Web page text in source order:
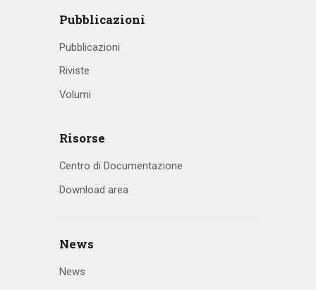
Pubblicazioni
Pubblicazioni
Riviste
Volumi
Risorse
Centro di Documentazione
Download area
News
News